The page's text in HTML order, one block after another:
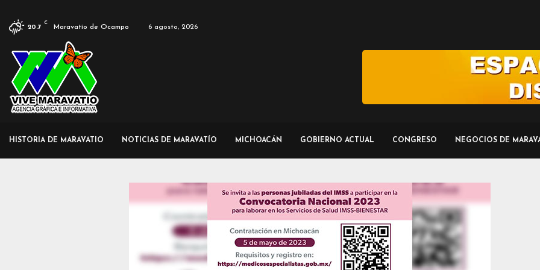
20.7
C
Maravatío de Ocampo 6 agosto, 2026
HISTORIA DE MARAVATIO NOTICIAS DE MARAVATÍO MICHOACÁN GOBIERNO ACTUAL CONGRESO NEGOCIOS DE